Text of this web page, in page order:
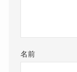
名前